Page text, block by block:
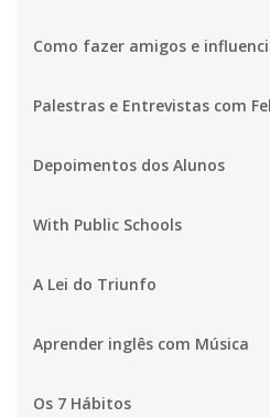
Como fazer amigos e
Palestras e Entrevistas com
Depoimentos dos Alunos
With Public Schools
A Lei do Triunfo
Aprender inglês com Música
Os 7 Hábitos